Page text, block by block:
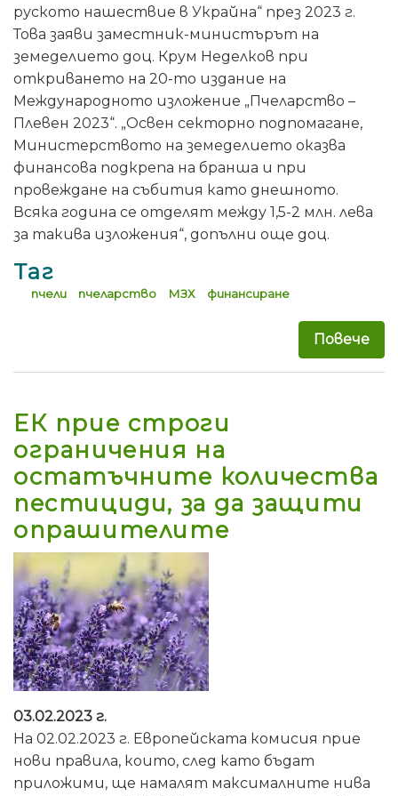
руското нашествие в Украйна“ през 2023 г.
Това заяви заместник-министърът на
земеделието доц. Крум Неделков при
откриването на 20-то издание на
Международното изложение „Пчеларство –
Плевен 2023“. „Освен секторно подпомагане,
Министерството на земеделието оказва
финансова подкрепа на бранша и при
провеждане на събития като днешното.
Всяка година се отделят между 1,5-2 млн. лева
за такива изложения“, допълни още доц.
Таг
пчели пчеларство МЗХ финансиране
Повече
ЕК прие строги
ограничения на
остатъчните количества
пестициди, за да защити
опрашителите
03.02.2023 г.
На 02.02.2023 г. Европейската комисия прие
нови правила, които, след като бъдат
приложими, ще намалят максималните нива